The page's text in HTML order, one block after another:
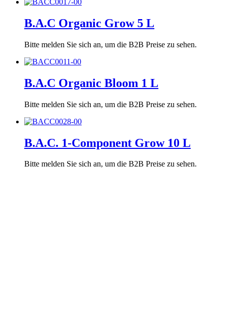
B.A.C Organic Grow 5 L
Bitte melden Sie sich an, um die B2B Preise zu sehen.
B.A.C Organic Bloom 1 L
Bitte melden Sie sich an, um die B2B Preise zu sehen.
B.A.C. 1-Component Grow 10 L
Bitte melden Sie sich an, um die B2B Preise zu sehen.